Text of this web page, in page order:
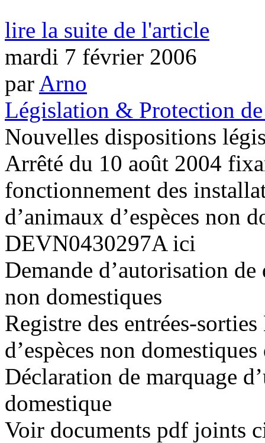
lire la suite de l'article
mardi 7 février 2006
par Arno
Législation & Protection
Nouvelles dispositions
Arrêté du 10 août 2004
fonctionnement des
d’animaux d’espèces non
DEVN0430297A ici
Demande d’autorisation de
non domestiques
Registre des entrées-
d’espèces non
Déclaration de marquage
domestique
Voir documents pdf joints